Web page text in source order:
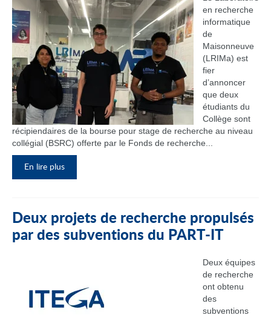
en recherche
informatique
de
Maisonneuve
(LRIMa) est
fier
d’annoncer
que deux
étudiants du
Collège sont
récipiendaires de la bourse pour stage de recherche au niveau
collégial (BSRC) offerte par le Fonds de recherche...
En lire plus
Deux projets de recherche propulsés
par des subventions du PART‑IT
Deux équipes
de recherche
ont obtenu
des
subventions